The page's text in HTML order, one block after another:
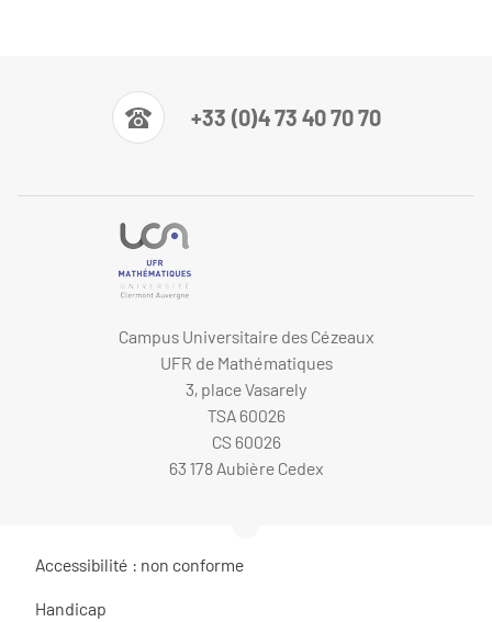
+33 (0)4 73 40 70 70
Campus Universitaire des Cézeaux
UFR de Mathématiques
3, place Vasarely
TSA 60026
CS 60026
63 178 Aubière Cedex
Accessibilité : non conforme
Handicap